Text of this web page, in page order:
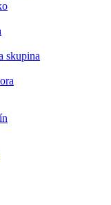
skupina